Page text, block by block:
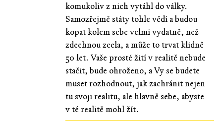
komukoliv z nich vytáhl do války.
Samozřejmě státy tohle vědí a budou
kopat kolem sebe velmi vydatně, než
zdechnou zcela, a může to trvat klidně
50 let. Vaše prosté žití v realitě nebude
stačit, bude ohroženo, a Vy se budete
muset rozhodnout, jak zachránit nejen
tu svoji realitu, ale hlavně sebe, abyste
v té realitě mohl žít.